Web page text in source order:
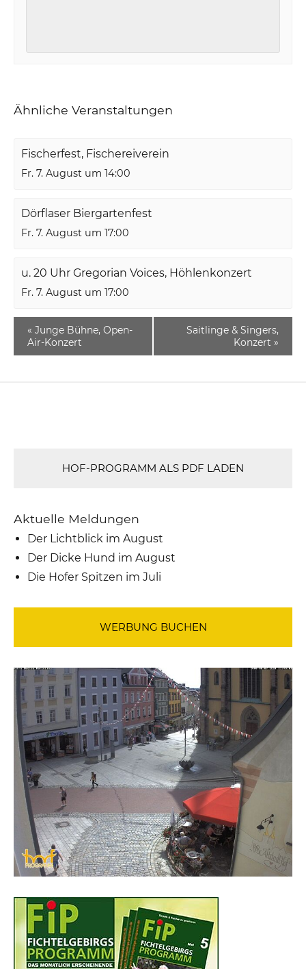
Ähnliche Veranstaltungen
Fischerfest, Fischereiverein
Fr. 7. August um 14:00
Dörflaser Biergartenfest
Fr. 7. August um 17:00
u. 20 Uhr Gregorian Voices, Höhlenkonzert
Fr. 7. August um 17:00
« Junge Bühne, Open-
Air-Konzert
Saitlinge & Singers,
Konzert »
HOF-PROGRAMM ALS PDF LADEN
Aktuelle Meldungen
Der Lichtblick im August
Der Dicke Hund im August
Die Hofer Spitzen im Juli
WERBUNG BUCHEN